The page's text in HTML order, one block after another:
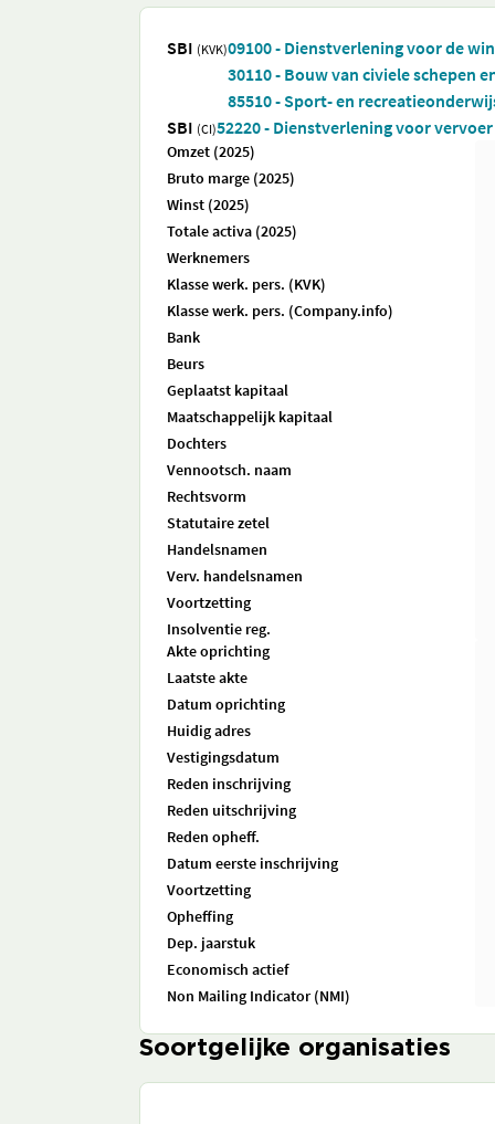
SBI (KVK)09100 - Dienstverlening voor de
30110 - Bouw van civiele schepen
85510 - Sport- en
SBI (CI)52220 - Dienstverlening voor
Omzet (2025)
Bruto marge (2025)
Winst (2025)
Totale activa (2025)
Werknemers
Klasse werk. pers. (KVK)
Klasse werk. pers. (Company.info)
Bank
Beurs
Geplaatst kapitaal
Maatschappelijk kapitaal
Dochters
Vennootsch. naam
Rechtsvorm
Statutaire zetel
Handelsnamen
Verv. handelsnamen
Voortzetting
Insolventie reg.
Akte oprichting
Laatste akte
Datum oprichting
Huidig adres
Vestigingsdatum
Reden inschrijving
Reden uitschrijving
Reden opheff.
Datum eerste inschrijving
Voortzetting
Opheffing
Dep. jaarstuk
Economisch actief
Non Mailing Indicator (NMI)
Soortgelijke organisaties